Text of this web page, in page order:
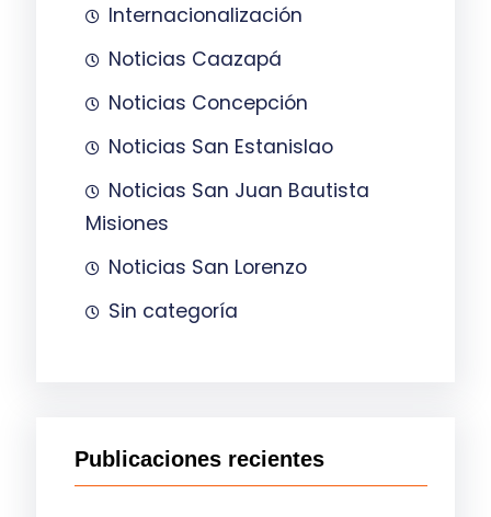
Internacionalización
Noticias Caazapá
Noticias Concepción
Noticias San Estanislao
Noticias San Juan Bautista
Misiones
Noticias San Lorenzo
Sin categoría
Publicaciones recientes